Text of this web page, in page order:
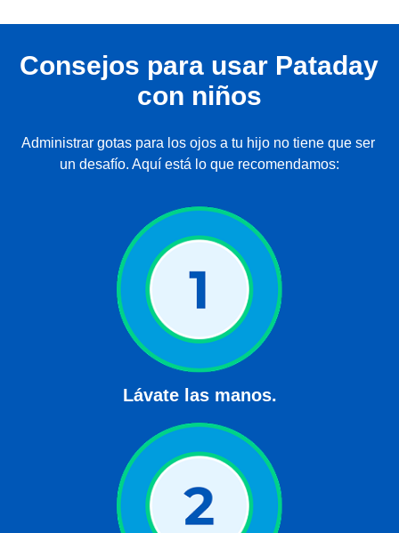
Consejos para usar Pataday
con niños
Administrar gotas para los ojos a tu hijo no tiene que ser
un desafío. Aquí está lo que recomendamos:
Lávate las manos.